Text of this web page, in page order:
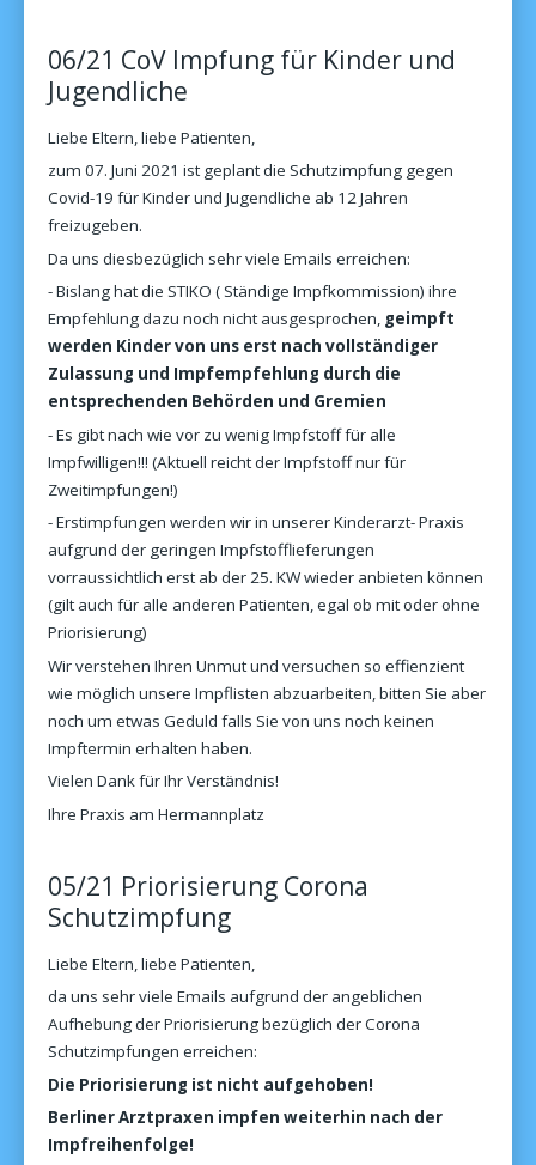
06/21 CoV Impfung für Kinder und
Jugendliche
Liebe Eltern, liebe Patienten,
zum 07. Juni 2021 ist geplant die Schutzimpfung gegen
Covid-19 für Kinder und Jugendliche ab 12 Jahren
freizugeben.
Da uns diesbezüglich sehr viele Emails erreichen:
- Bislang hat die STIKO ( Ständige Impfkommission) ihre
Empfehlung dazu noch nicht ausgesprochen, geimpft
werden Kinder von uns erst nach vollständiger
Zulassung und Impfempfehlung durch die
entsprechenden Behörden und Gremien
- Es gibt nach wie vor zu wenig Impfstoff für alle
Impfwilligen!!! (Aktuell reicht der Impfstoff nur für
Zweitimpfungen!)
- Erstimpfungen werden wir in unserer Kinderarzt- Praxis
aufgrund der geringen Impfstofflieferungen
vorraussichtlich erst ab der 25. KW wieder anbieten können
(gilt auch für alle anderen Patienten, egal ob mit oder ohne
Priorisierung)
Wir verstehen Ihren Unmut und versuchen so effienzient
wie möglich unsere Impflisten abzuarbeiten, bitten Sie aber
noch um etwas Geduld falls Sie von uns noch keinen
Impftermin erhalten haben.
Vielen Dank für Ihr Verständnis!
Ihre Praxis am Hermannplatz
05/21 Priorisierung Corona
Schutzimpfung
Liebe Eltern, liebe Patienten,
da uns sehr viele Emails aufgrund der angeblichen
Aufhebung der Priorisierung bezüglich der Corona
Schutzimpfungen erreichen:
Die Priorisierung ist nicht aufgehoben!
Berliner Arztpraxen impfen weiterhin nach der
Impfreihenfolge!